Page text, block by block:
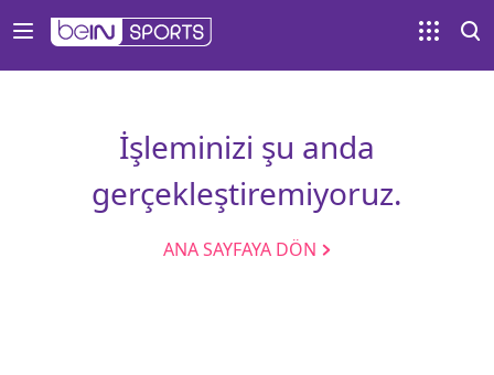
İşleminizi şu anda
gerçekleştiremiyoruz.
ANA SAYFAYA DÖN